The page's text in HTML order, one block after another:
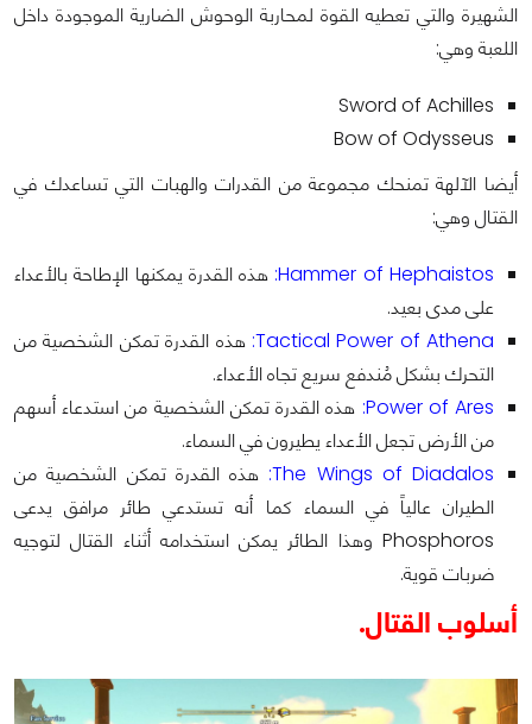
الشهيرة والتي تعطيه القوة لمحاربة الوحوش الضارية الموجودة داخل
اللعبة وهي:
Sword of Achilles
Bow of Odysseus
أيضا الآلهة تمنحك مجموعة من القدرات والهبات التي تساعدك في
القتال وهي:
Hammer of Hephaistos: هذه القدرة يمكنها الإطاحة بالأعداء
على مدى بعيد.
Tactical Power of Athena: هذه القدرة تمكن الشخصية من
التحرك بشكل مُندفع سريع تجاه الأعداء.
Power of Ares: هذه القدرة تمكن الشخصية من استدعاء أسهم
من الأرض تجعل الأعداء يطيرون في السماء.
The Wings of Diadalos: هذه القدرة تمكن الشخصية من
الطيران عالياً في السماء كما أنه تستدعي طائر مرافق يدعى
Phosphoros وهذا الطائر يمكن استخدامه أثناء القتال لتوجيه
ضربات قوية.
أسلوب القتال.